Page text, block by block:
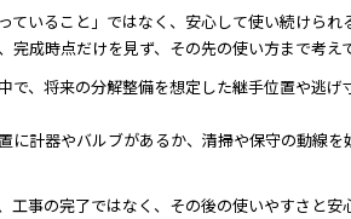
ていること」ではなく、安心して使い続けられ
成時点だけを見ず、その先の使い方まで考え
で、将来の分解整備を想定した継手位置や逃
に計器やバルブがあるか、清掃や保守の動線を
工事の完了ではなく、その後の使いやすさと安